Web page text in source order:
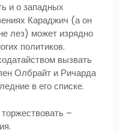
и о западных
Караджич (а он
лез) может изрядно
политиков.
вызвать
Олбрайт и Ричарда
в его списке.
–